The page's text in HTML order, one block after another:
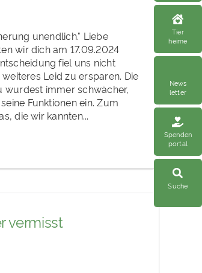
Tier
heime
News
letter
Spenden
portal
Suche
unendlich." Liebe
wir dich am 17.09.2024
fiel uns nicht
Leid zu ersparen. Die
wurdest immer schwächer,
Funktionen ein. Zum
die wir kannten...
vermisst